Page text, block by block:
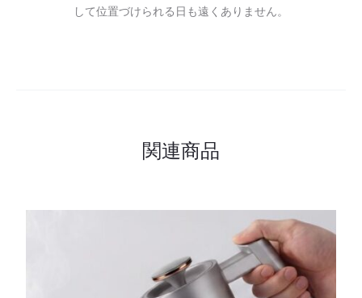
して位置づけられる日も遠くありません。
関連商品